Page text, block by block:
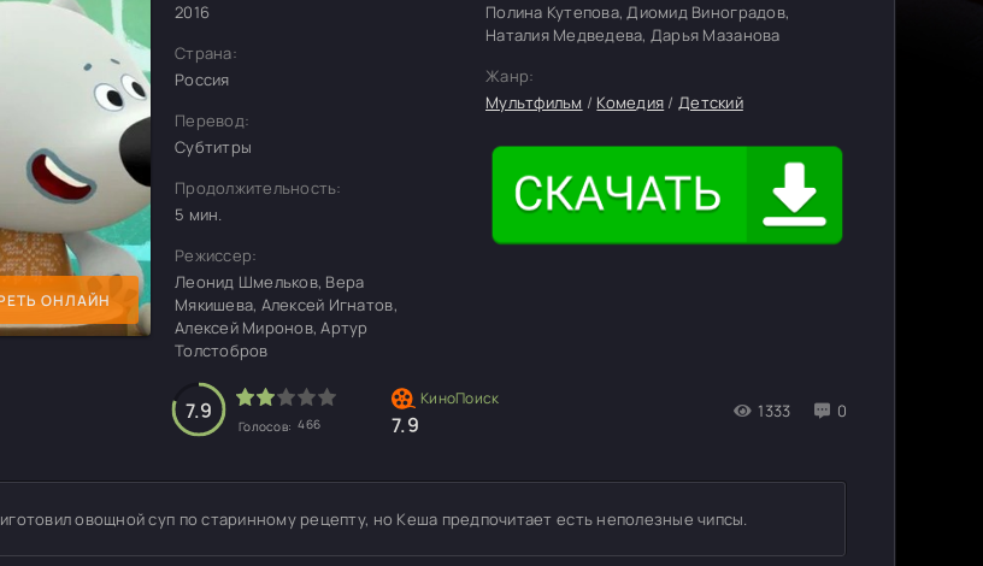
ОНЛАЙН
2016
Страна:
Россия
Перевод:
Субтитры
Продолжительность:
5 мин.
Режиссер:
Леонид Шмельков, Вера
Мякишева, Алексей Игнатов,
Алексей Миронов, Артур
Толстобров
7.9
Голосов: 466 7.9
1333 0
Полина Кутепова, Диомид Виноградов,
Наталия Медведева, Дарья Мазанова
Жанр:
Мультфильм / Комедия / Детский
овощной суп по старинному рецепту, но Кеша предпочитает есть неполезные чипсы.